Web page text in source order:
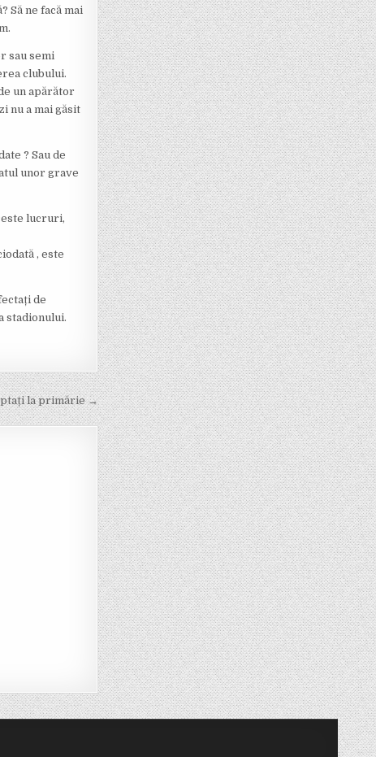
Să ne facă mai
sau semi
clubului.
un apărător
nu a mai găsit
? Sau de
unor grave
lucruri,
, este
de
stadionului.
la primărie →